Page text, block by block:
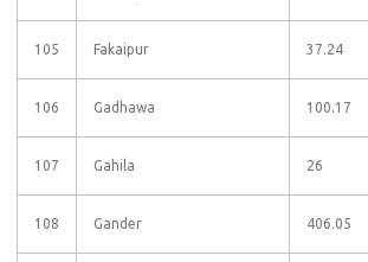
105 Fakaipur 37.24
106 Gadhawa 100.17
107 Gahila 26
108 Gander 406.05